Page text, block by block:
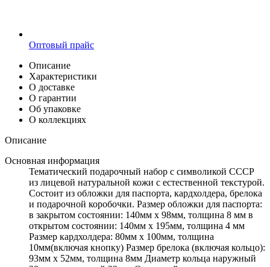
Оптовый прайс
Описание
Характеристики
О доставке
О гарантии
Об упаковке
О коллекциях
Описание
Основная информация
Тематический подарочный набор с символикой СССР
из лицевой натуральной кожи с естественной текстурой.
Состоит из обложки для паспорта, кардхолдера, брелока
и подарочной коробочки. Размер обложки для паспорта:
в закрытом состоянии: 140мм х 98мм, толщина 8 мм в
открытом состоянии: 140мм х 195мм, толщина 4 мм
Размер кардхолдера: 80мм х 100мм, толщина
10мм(включая кнопку) Размер брелока (включая кольцо):
93мм х 52мм, толщина 8мм Диаметр кольца наружный